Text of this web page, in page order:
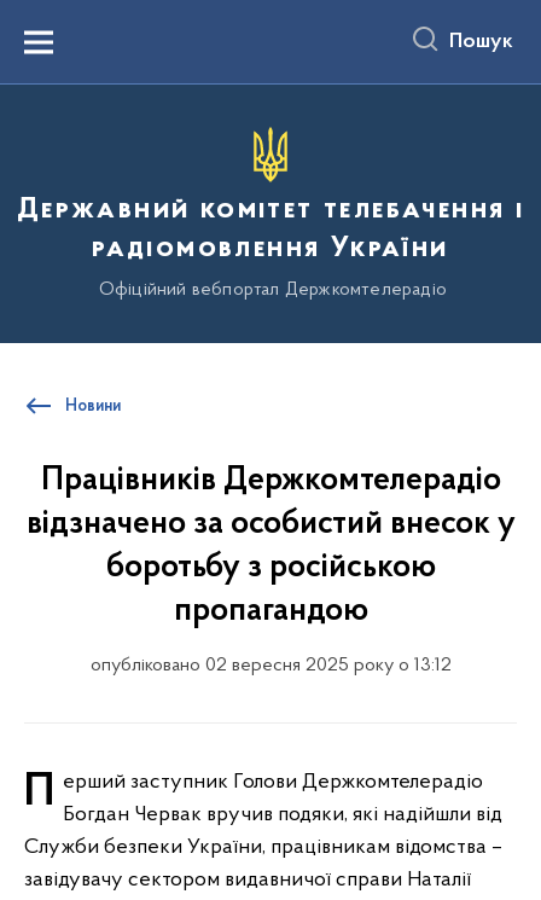
вмістуMenu Пошук
Державний комітет телебачення і
радіомовлення України
Офіційний вебпортал Держкомтелерадіо
Новини
Працівників Держкомтелерадіо
відзначено за особистий внесок у
боротьбу з російською
пропагандою
опубліковано 02 вересня 2025 року о 13:12
Перший заступник Голови Держкомтелерадіо Богдан Червак вручив подяки, які надійшли від
Служби безпеки України, працівникам відомства –
завідувачу сектором видавничої справи Наталії